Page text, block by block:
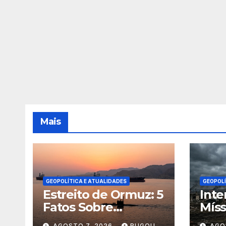
Mais
GEOPOLÍTICA E ATUALIDADES
Estreito de Ormuz: 5
Fatos Sobre
Geopolítica e